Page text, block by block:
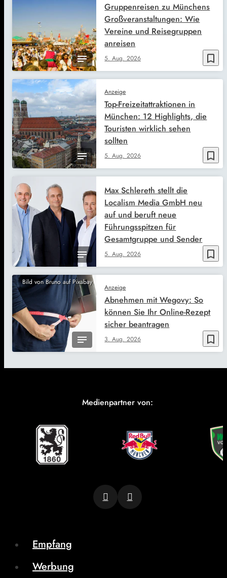
bookmark_border
5. Aug. 2026
Gruppenreisen zu Münchens
Großveranstaltungen: Wie
Vereine und Reisegruppen
anreisen
bookmark_border
Anzeige
5. Aug. 2026
Top-Freizeitattraktionen in
München: 12 Highlights, die
Touristen wirklich sehen
sollten
bookmark_border
5. Aug. 2026
Max Schlereth stellt die
Localism Media GmbH neu
auf und beruft neue
Führungsspitzen für
Gesamtgruppe und Sender
Bild von Bruno auf Pixabay
bookmark_border
Anzeige
3. Aug. 2026
Abnehmen mit Wegovy: So
können Sie Ihr Online-Rezept
sicher beantragen
Medienpartner von:
Empfang
Werbung